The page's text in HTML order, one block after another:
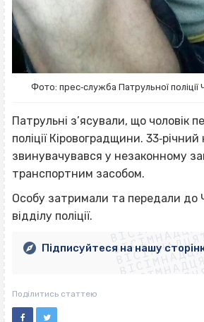
Фото: прес‐служба Патрульної поліції
Патрульні з’ясували, що чоловік
поліції Кіровоградщини.
звинувачувався у незаконному
транспортним засобом.
Особу затримали та передали до
відділу поліції.
Підписуйтеся на нашу
Поділитись статтею